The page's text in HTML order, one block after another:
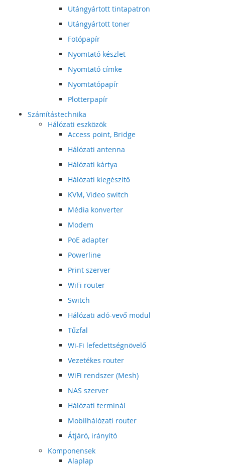
Utángyártott tintapatron
Utángyártott toner
Fotópapír
Nyomtató készlet
Nyomtató címke
Nyomtatópapír
Plotterpapír
Számítástechnika
Hálózati eszközök
Access point, Bridge
Hálózati antenna
Hálózati kártya
Hálózati kiegészítő
KVM, Video switch
Média konverter
Modem
PoE adapter
Powerline
Print szerver
WiFi router
Switch
Hálózati adó-vevő modul
Tűzfal
Wi-Fi lefedettségnövelő
Vezetékes router
WiFi rendszer (Mesh)
NAS szerver
Hálózati terminál
Mobilhálózati router
Átjáró, irányító
Komponensek
Alaplap